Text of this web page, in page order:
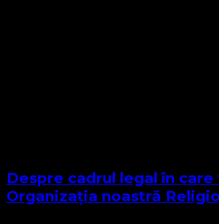
Despre cadrul legal în
Organizația noastră